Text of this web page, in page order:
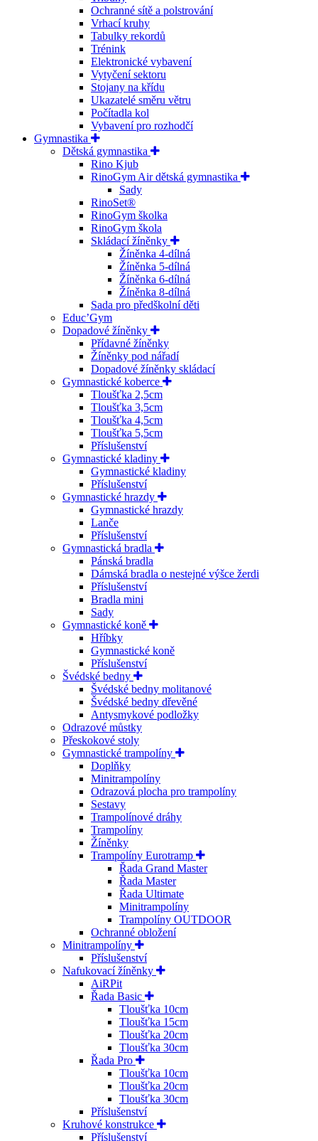
Ochranné sítě a polstrování
Vrhací kruhy
Tabulky rekordů
Trénink
Elektronické vybavení
Vytyčení sektoru
Stojany na křídu
Ukazatelé směru větru
Počítadla kol
Vybavení pro rozhodčí
Gymnastika
Dětská gymnastika
Rino Kjub
RinoGym Air dětská gymnastika
Sady
RinoSet®
RinoGym školka
RinoGym škola
Skládací žíněnky
Žíněnka 4-dílná
Žíněnka 5-dílná
Žíněnka 6-dílná
Žíněnka 8-dílná
Sada pro předškolní děti
Educ’Gym
Dopadové žíněnky
Přídavné žíněnky
Žíněnky pod nářadí
Dopadové žíněnky skládací
Gymnastické koberce
Tloušťka 2,5cm
Tloušťka 3,5cm
Tloušťka 4,5cm
Tloušťka 5,5cm
Příslušenství
Gymnastické kladiny
Gymnastické kladiny
Příslušenství
Gymnastické hrazdy
Gymnastické hrazdy
Lanče
Příslušenství
Gymnastická bradla
Pánská bradla
Dámská bradla o nestejné výšce žerdi
Příslušenství
Bradla mini
Sady
Gymnastické koně
Hříbky
Gymnastické koně
Příslušenství
Švédské bedny
Švédské bedny molitanové
Švédské bedny dřevěné
Antysmykové podložky
Odrazové můstky
Přeskokové stoly
Gymnastické trampolíny
Doplňky
Minitrampolíny
Odrazová plocha pro trampolíny
Sestavy
Trampolínové dráhy
Trampolíny
Žíněnky
Trampolíny Eurotramp
Řada Grand Master
Řada Master
Řada Ultimate
Minitrampolíny
Trampolíny OUTDOOR
Ochranné obložení
Minitrampolíny
Příslušenství
Nafukovací žíněnky
AiRPit
Řada Basic
Tloušťka 10cm
Tloušťka 15cm
Tloušťka 20cm
Tloušťka 30cm
Řada Pro
Tloušťka 10cm
Tloušťka 20cm
Tloušťka 30cm
Příslušenství
Kruhové konstrukce
Příslušenství